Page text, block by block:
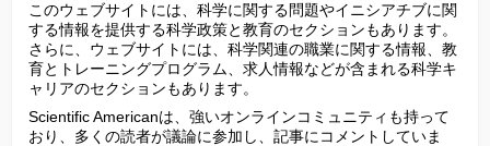
このウェブサイトには、科学に関する問題やイニシアチブに関
する情報を提供する科学政策と教育のセクションもあります。
さらに、ウェブサイトには、科学関連の職業に関する情報、教
育とトレーニングプログラム、求人情報などが含まれる科学キ
ャリアのセクションもあります。
Scientific Americanは、強いオンラインコミュニティも持って
おり、多くの読者が議論に参加し、記事にコメントしていま